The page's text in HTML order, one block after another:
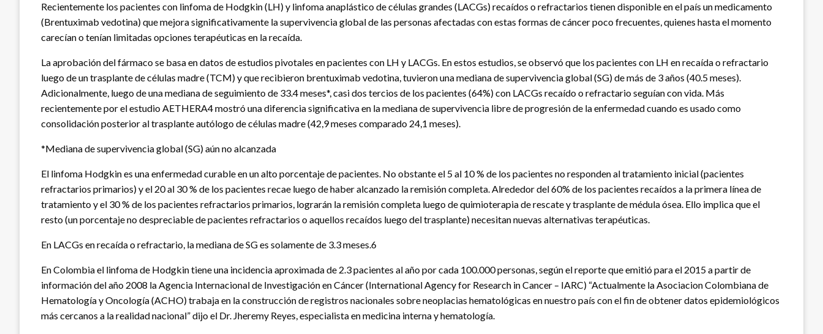
Recientemente los pacientes con linfoma de Hodgkin (LH) y linfoma anaplástico de células grandes (LACGs) recaídos o refractarios tienen disponible en el país un medicamento
(Brentuximab vedotina) que mejora significativamente la supervivencia global de las personas afectadas con estas formas de cáncer poco frecuentes, quienes hasta el momento
carecían o tenían limitadas opciones terapéuticas en la recaída.
La aprobación del fármaco se basa en datos de estudios pivotales en pacientes con LH y LACGs. En estos estudios, se observó que los pacientes con LH en recaída o refractario
luego de un trasplante de células madre (TCM) y que recibieron brentuximab vedotina, tuvieron una mediana de supervivencia global (SG) de más de 3 años (40.5 meses).
Adicionalmente, luego de una mediana de seguimiento de 33.4 meses*, casi dos tercios de los pacientes (64%) con LACGs recaído o refractario seguían con vida. Más
recientemente por el estudio AETHERA4 mostró una diferencia significativa en la mediana de supervivencia libre de progresión de la enfermedad cuando es usado como
consolidación posterior al trasplante autólogo de células madre (42,9 meses comparado 24,1 meses).
*Mediana de supervivencia global (SG) aún no alcanzada
El linfoma Hodgkin es una enfermedad curable en un alto porcentaje de pacientes. No obstante el 5 al 10 % de los pacientes no responden al tratamiento inicial (pacientes
refractarios primarios) y el 20 al 30 % de los pacientes recae luego de haber alcanzado la remisión completa. Alrededor del 60% de los pacientes recaídos a la primera línea de
tratamiento y el 30 % de los pacientes refractarios primarios, lograrán la remisión completa luego de quimioterapia de rescate y trasplante de médula ósea. Ello implica que el
resto (un porcentaje no despreciable de pacientes refractarios o aquellos recaídos luego del trasplante) necesitan nuevas alternativas terapéuticas.
En LACGs en recaída o refractario, la mediana de SG es solamente de 3.3 meses.6
En Colombia el linfoma de Hodgkin tiene una incidencia aproximada de 2.3 pacientes al año por cada 100.000 personas, según el reporte que emitió para el 2015 a partir de
información del año 2008 la Agencia Internacional de Investigación en Cáncer (International Agency for Research in Cancer – IARC) “Actualmente la Asociacion Colombiana de
Hematología y Oncología (ACHO) trabaja en la construcción de registros nacionales sobre neoplacias hematológicas en nuestro país con el fin de obtener datos epidemiológicos
más cercanos a la realidad nacional” dijo el Dr. Jheremy Reyes, especialista en medicina interna y hematología.